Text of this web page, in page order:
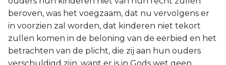
beroven, was het voegzaam, dat nu vervolgens er
in voorzien zal worden, dat kinderen niet tekort
zullen komen in de beloning van de eerbied en het
betrachten van de plicht, die zij aan hun ouders